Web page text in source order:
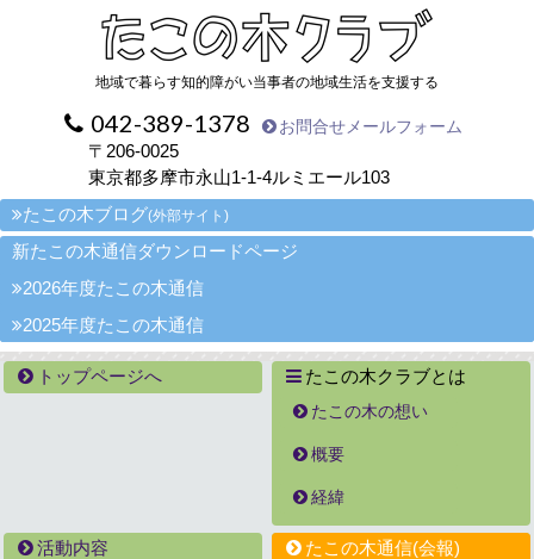
地域で暮らす知的障がい当事者の地域生活を支援する
042-389-1378 お問合せメールフォーム
〒206-0025
東京都多摩市永山1-1-4ルミエール103
たこの木ブログ(外部サイト)
新たこの木通信ダウンロードページ
2026年度たこの木通信
2025年度たこの木通信
トップページへ たこの木クラブとは
たこの木の想い
概要
経緯
活動内容 たこの木通信(会報)